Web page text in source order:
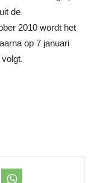
de
2010 wordt het
op 7 januari